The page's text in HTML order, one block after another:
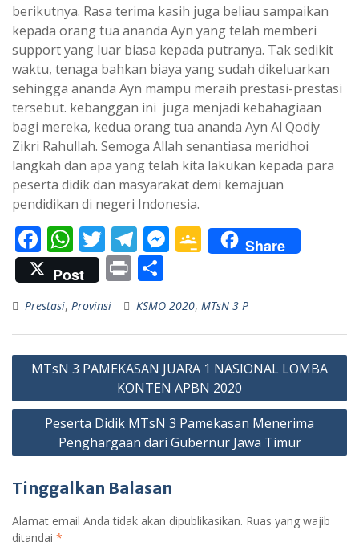
berikutnya. Rasa terima kasih juga beliau sampaikan
kepada orang tua ananda Ayn yang telah memberi
support yang luar biasa kepada putranya. Tak sedikit
waktu, tenaga bahkan biaya yang sudah dikeluarkan
sehingga ananda Ayn mampu meraih prestasi-prestasi
tersebut. kebanggan ini juga menjadi kebahagiaan
bagi mereka, kedua orang tua ananda Ayn Al Qodiy
Zikri Rahullah. Semoga Allah senantiasa meridhoi
langkah dan apa yang telah kita lakukan kepada para
peserta didik dan masyarakat demi kemajuan
pendidikan di negeri Indonesia.
F
ac
e
b
o
o
k
W
h
at
s
A
p
p
T
w
itt
er
T
el
e
gr
a
m
M
e
n
g
er
G
o
gl
e
Cl
as
sr
o
Share
Post
Pr
in
t
h
ar
e
Prestasi, Provinsi KSMO 2020, MTsN 3 P
Navigasi
MTsN 3 PAMEKASAN JUARA 1 NASIONAL LOMBA
KONTEN APBN 2020
Peserta Didik MTsN 3 Pamekasan Menerima
Penghargaan dari Gubernur Jawa Timur
Tinggalkan Balasan
Alamat email Anda tidak akan dipublikasikan. Ruas yang wajib
ditandai *